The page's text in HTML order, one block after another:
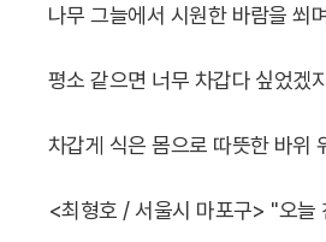
나무 그늘에서 시원한 바람을 쐬
평소 같으면 너무 차갑다 싶었겠
차갑게 식은 몸으로 따뜻한 바위
<최형호 / 서울시 마포구> "오늘